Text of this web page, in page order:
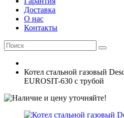
Доставка
О нас
Контакты
Котел стальной газовый
EUROSIT-630 с трубой